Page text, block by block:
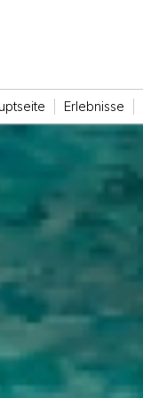
Erlebnisse